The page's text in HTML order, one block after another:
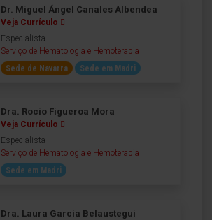
Dr. Miguel Ángel Canales Albendea
Veja Currículo
Especialista
Serviço de Hematologia e Hemoterapia
Sede de Navarra
Sede em Madri
Dra. Rocío Figueroa Mora
Veja Currículo
Especialista
Serviço de Hematologia e Hemoterapia
Sede em Madri
Dra. Laura García Belaustegui